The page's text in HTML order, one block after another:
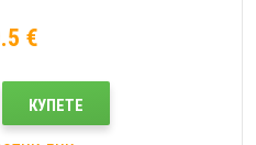
€
КУПЕТЕ